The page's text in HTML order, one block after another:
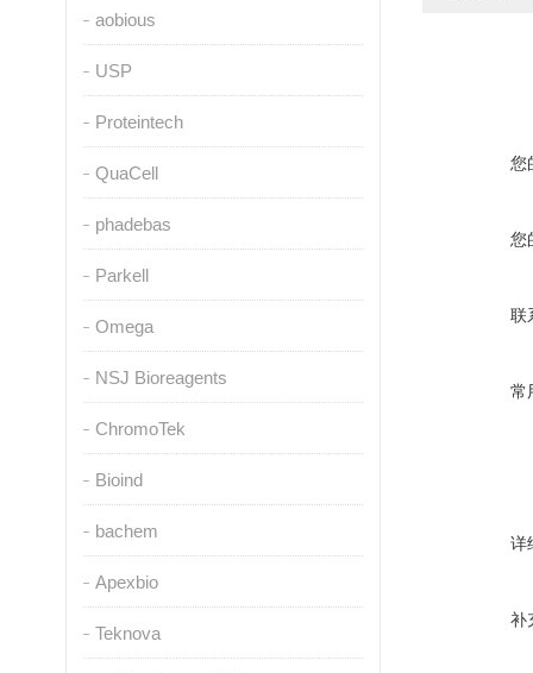
aobious
USP
Proteintech
QuaCell
phadebas
Parkell
Omega
NSJ Bioreagents
ChromoTek
Bioind
bachem
Apexbio
Teknova
您
您
联
常
详
补